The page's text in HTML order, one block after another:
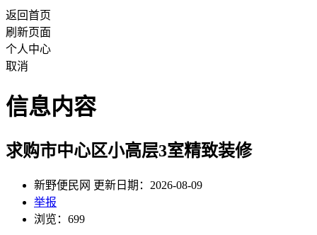
返回首页
刷新页面
个人中心
取消
信息内容
求购市中心区小高层3室精致装修
新野便民网 更新日期：2026-08-09
举报
浏览：699